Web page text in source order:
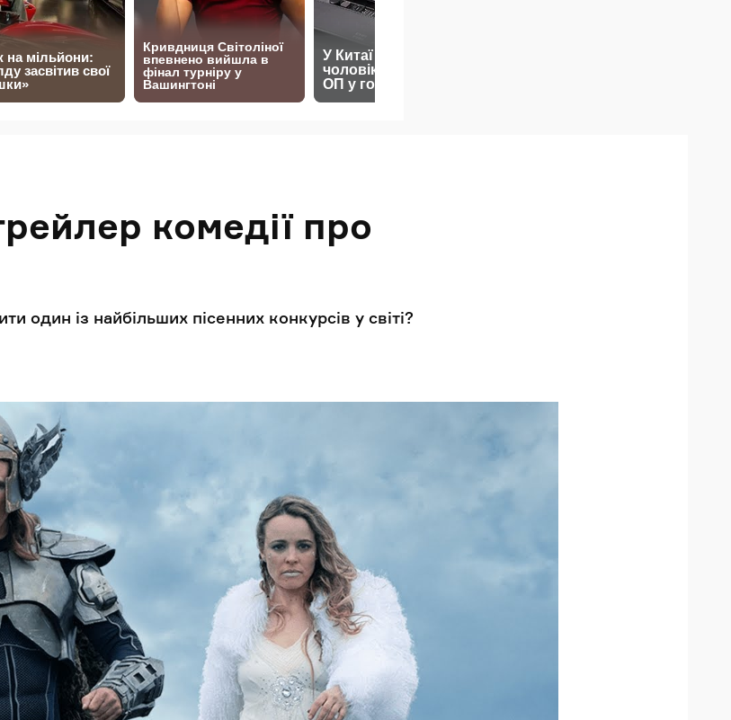
комедії про
один із найбільших пісенних конкурсів у світі?